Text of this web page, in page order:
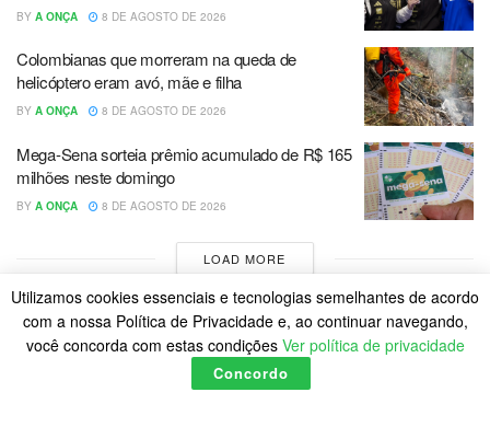
BY A ONÇA 8 DE AGOSTO DE 2026
Colombianas que morreram na queda de
helicóptero eram avó, mãe e filha
BY A ONÇA 8 DE AGOSTO DE 2026
Mega-Sena sorteia prêmio acumulado de R$ 165
milhões neste domingo
BY A ONÇA 8 DE AGOSTO DE 2026
LOAD MORE
Utilizamos cookies essenciais e tecnologias semelhantes de acordo
com a nossa Política de Privacidade e, ao continuar navegando,
você concorda com estas condições Ver política de privacidade
Concordo